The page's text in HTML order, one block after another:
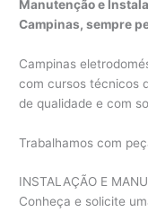
Manutenção e
Campinas, sempre
Campinas
com cursos técnicos
de qualidade e com
Trabalhamos com
INSTALAÇÃO E
Conheça e solicite